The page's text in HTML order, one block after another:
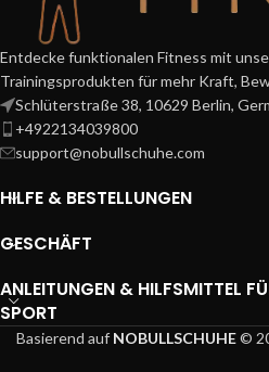
Entdecke funktionalen Fitness mit
Trainingsprodukten für mehr Kraft,
Schlüterstraße 38, 10629 Berlin,
+4922134039800
support@nobullschuhe.com
HILFE & BESTELLUNGEN
GESCHÄFT
ANLEITUNGEN & HILFSMITTEL
SPORT
Basierend auf NOBULLSCHUHE©